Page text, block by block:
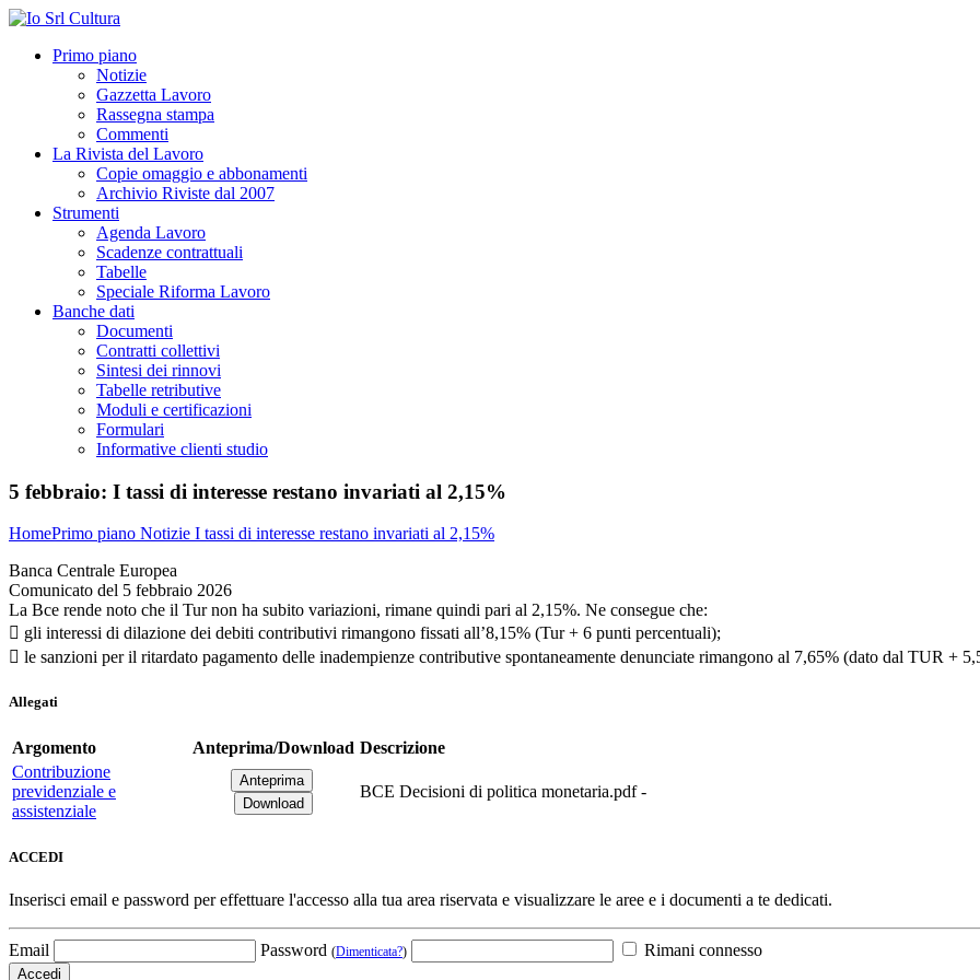
Primo piano
Notizie
Gazzetta Lavoro
Rassegna stampa
Commenti
La Rivista del Lavoro
Copie omaggio e abbonamenti
Archivio Riviste dal 2007
Strumenti
Agenda Lavoro
Scadenze contrattuali
Tabelle
Speciale Riforma Lavoro
Banche dati
Documenti
Contratti collettivi
Sintesi dei rinnovi
Tabelle retributive
Moduli e certificazioni
Formulari
Informative clienti studio
5 febbraio: I tassi di interesse restano invariati al 2,15%
HomePrimo piano Notizie I tassi di interesse restano invariati al 2,15%
Banca Centrale Europea
Comunicato del 5 febbraio 2026
La Bce rende noto che il Tur non ha subito variazioni, rimane quindi pari al 2,15%. Ne consegue che:
 gli interessi di dilazione dei debiti contributivi rimangono fissati all’8,15% (Tur + 6 punti percentuali);
 le sanzioni per il ritardato pagamento delle inadempienze contributive spontaneamente denunciate rimangono al 7,65% (dato dal TUR +
Allegati
Argomento Anteprima/Download Descrizione
Contribuzione
previdenziale e
assistenziale
BCE Decisioni di politica monetaria.pdf -
ACCEDI
Inserisci email e password per effettuare l'accesso alla tua area riservata e visualizzare le aree e i documenti a te dedicati.
Email Password (Dimenticata?) Rimani connesso